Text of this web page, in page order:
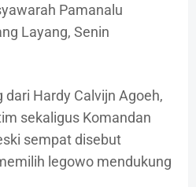
Pamanalu
Layang, Senin
Hardy Calvijn Agoeh,
sekaligus Komandan
sempat disebut
legowo mendukung